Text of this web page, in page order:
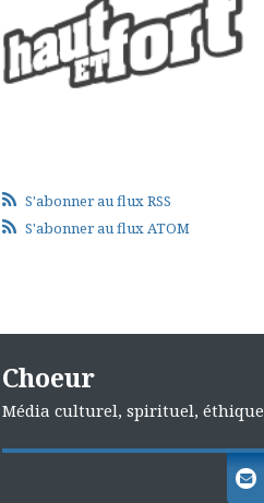
S'abonner au flux RSS
S'abonner au flux ATOM
Choeur
Média culturel, spirituel, éthique